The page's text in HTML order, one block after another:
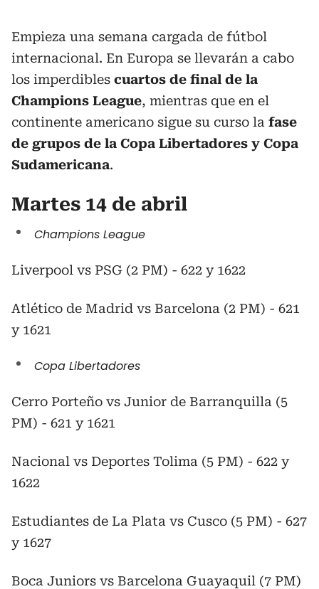
Empieza una semana cargada de fútbol
internacional. En Europa se llevarán a cabo
los imperdibles cuartos de final de la
Champions League, mientras que en el
continente americano sigue su curso la fase
de grupos de la Copa Libertadores y Copa
Sudamericana.
Martes 14 de abril
Champions League
Liverpool vs PSG (2 PM) - 622 y 1622
Atlético de Madrid vs Barcelona (2 PM) - 621
y 1621
Copa Libertadores
Cerro Porteño vs Junior de Barranquilla (5
PM) - 621 y 1621
Nacional vs Deportes Tolima (5 PM) - 622 y
1622
Estudiantes de La Plata vs Cusco (5 PM) - 627
y 1627
Boca Juniors vs Barcelona Guayaquil (7 PM)